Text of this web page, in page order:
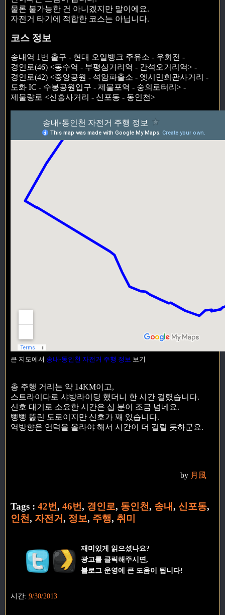
물론 불가능한 건 아니겠지만 말이에요.
자전거 타기에 적합한 코스는 아닙니다.
코스 정보
송내역 1번 출구 - 현대 오일뱅크 주유소 - 우회전 -
경인로(46) <동수역 - 부평삼거리역 - 간석오거리역> -
경인로(42) <중앙공원 - 석암파출소 - 옛시민회관사거리 -
도화 IC - 수봉공원입구 - 제물포역 - 숭의로터리> -
제물량로 <신흥사거리 - 신포동 - 동인천>
큰 지도에서 송내-동인천 자전거 주행 정보 보기
총 주행 거리는 약 14KM이고,
스트라이다로 샤방라이딩 했더니 한 시간 걸렸습니다.
신호 대기로 소요한 시간은 십 분이 조금 넘네요.
뻥뻥 뚫린 도로이지만 신호가 꽤 있습니다.
역방향은 언덕을 올라야 해서 시간이 더 걸릴 듯하군요.
by 月風
Tags : 42번, 46번, 경인로, 동인천, 송내, 신포동,
인천, 자전거, 정보, 주행, 취미
재미있게 읽으셨나요?
광고를 클릭해주시면,
블로그 운영에 큰 도움이 됩니다!
시간: 9/30/2013